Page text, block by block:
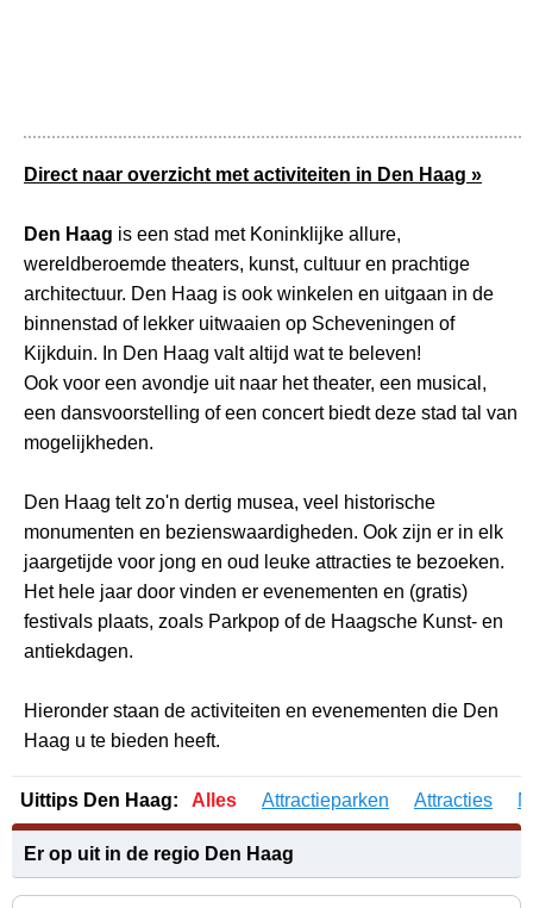
Direct naar overzicht met activiteiten in Den Haag »
Den Haag is een stad met Koninklijke allure,
wereldberoemde theaters, kunst, cultuur en prachtige
architectuur. Den Haag is ook winkelen en uitgaan in de
binnenstad of lekker uitwaaien op Scheveningen of
Kijkduin. In Den Haag valt altijd wat te beleven!
Ook voor een avondje uit naar het theater, een musical,
een dansvoorstelling of een concert biedt deze stad tal van
mogelijkheden.
Den Haag telt zo'n dertig musea, veel historische
monumenten en bezienswaardigheden. Ook zijn er in elk
jaargetijde voor jong en oud leuke attracties te bezoeken.
Het hele jaar door vinden er evenementen en (gratis)
festivals plaats, zoals Parkpop of de Haagsche Kunst- en
antiekdagen.
Hieronder staan de activiteiten en evenementen die Den
Haag u te bieden heeft.
Uittips Den Haag: Alles Attractieparken Attracties
Er op uit in de regio Den Haag